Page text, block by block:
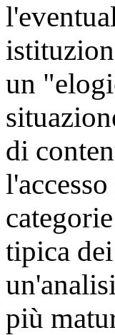
un
di
tipica
più